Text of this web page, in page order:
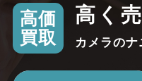
高価
買取
高く
カメラの